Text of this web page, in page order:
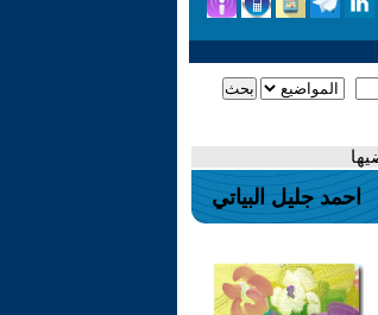
احمد جليل البياتي